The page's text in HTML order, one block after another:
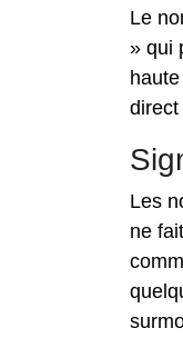
Le
» qui
direct
Les
ne